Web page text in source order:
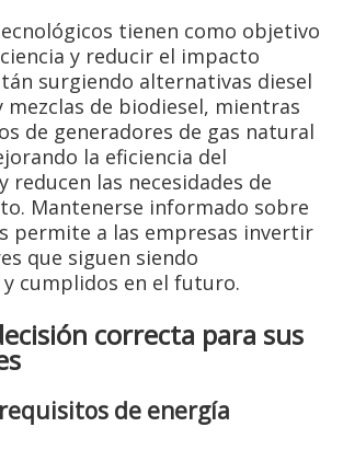
tienen como objetivo
y reducir el impacto
surgiendo alternativas diesel
mezclas de biodiesel, mientras
de generadores de gas natural
la eficiencia del
reducen las necesidades de
Mantenerse informado sobre
permite a las empresas invertir
que siguen siendo
cumplidos en el futuro.
correcta para sus
de energía